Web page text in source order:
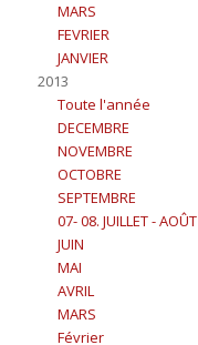
MARS
FEVRIER
JANVIER
2013
Toute l'année
DECEMBRE
NOVEMBRE
OCTOBRE
SEPTEMBRE
07- 08. JUILLET - AOÛT
JUIN
MAI
AVRIL
MARS
Février